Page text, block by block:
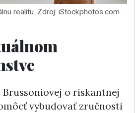
realitu. Zdroj: iStockphotos.com.
o riskantnej
vybudovať zručnosti